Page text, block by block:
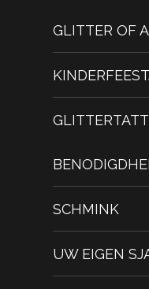
GLITTER OF
SCHMINK
UW EIGEN